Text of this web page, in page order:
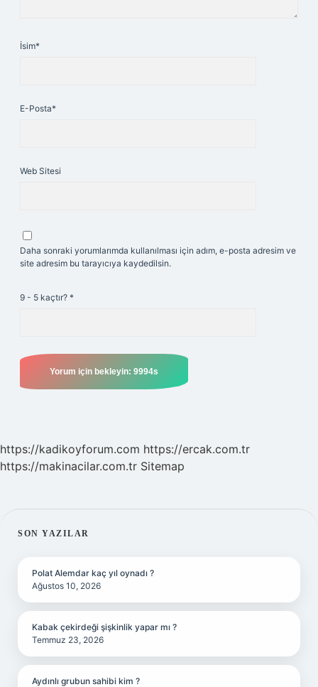
İsim*
E-Posta*
Web Sitesi
Daha sonraki yorumlarımda kullanılması için adım, e-posta adresim ve
site adresim bu tarayıcıya kaydedilsin.
9 - 5 kaçtır? *
https://kadikoyforum.com https://ercak.com.tr
https://makinacilar.com.tr Sitemap
SIDEBAR
SON YAZILAR
Polat Alemdar kaç yıl oynadı ?
Ağustos 10, 2026
Kabak çekirdeği şişkinlik yapar mı ?
Temmuz 23, 2026
Aydınlı grubun sahibi kim ?